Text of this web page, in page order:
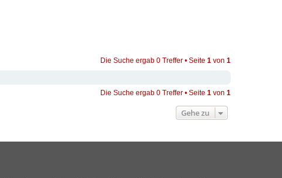
Die Suche ergab 0 Treffer • Seite 1 von 1
Die Suche ergab 0 Treffer • Seite 1 von 1
Gehe zu